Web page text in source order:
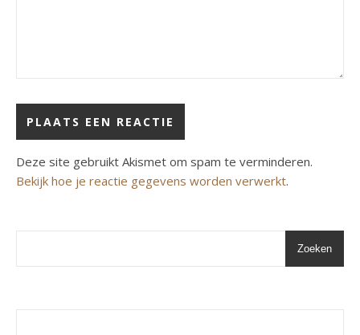
Deze site gebruikt Akismet om spam te verminderen.
Bekijk hoe je reactie gegevens worden verwerkt.
Zoeken